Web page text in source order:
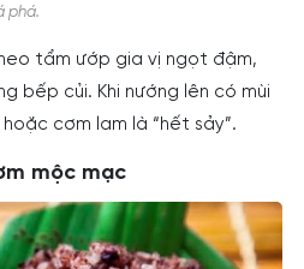
phá.
tẩm ướp gia vị ngọt đậm,
bếp củi. Khi nướng lên có mùi
cơm lam là “hết sảy”.
mộc mạc